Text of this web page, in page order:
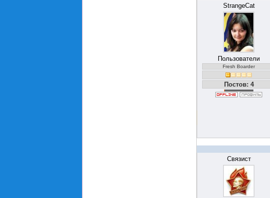
StrangeCat
Пользователи
Fresh Boarder
Постов: 4
Связист